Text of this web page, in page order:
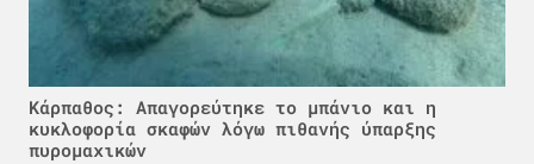
Κάρπαθος: Απαγορεύτηκε το μπάνιο και η
κυκλοφορία σκαφών λόγω πιθανής ύπαρξης
πυρομαχικών